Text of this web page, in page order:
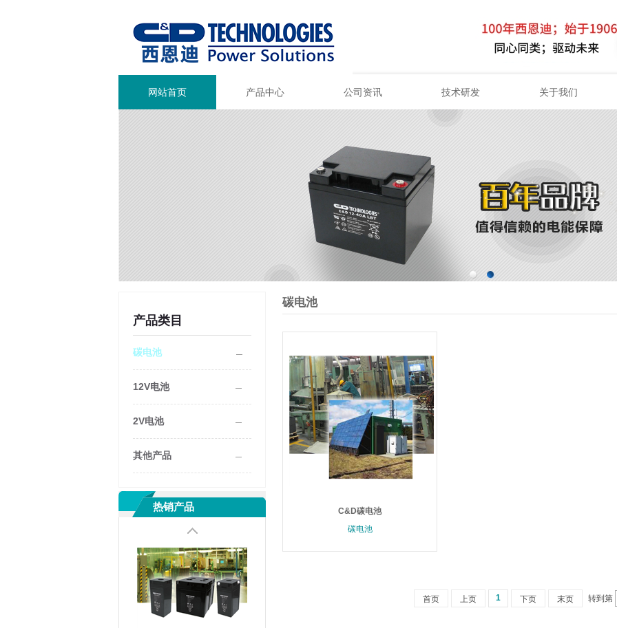
网站首页 产品中心 公司资讯 技术研发 关于我们
产品类目
碳电池
12V电池
2V电池
其他产品
热销产品
碳电池
C&D碳电池
碳电池
首页 上页 1 下页 末页 转到第